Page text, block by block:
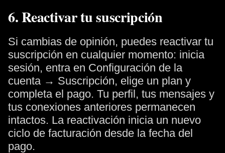
6. Reactivar tu suscripción
Si cambias de opinión, puedes reactivar tu
suscripción en cualquier momento: inicia
sesión, entra en Configuración de la
cuenta → Suscripción, elige un plan y
completa el pago. Tu perfil, tus mensajes y
tus conexiones anteriores permanecen
intactos. La reactivación inicia un nuevo
ciclo de facturación desde la fecha del
pago.